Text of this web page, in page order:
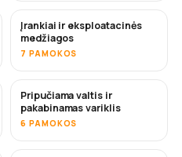
Įrankiai ir eksploatacinės
medžiagos
7 PAMOKOS
Pripučiama valtis ir
pakabinamas variklis
6 PAMOKOS